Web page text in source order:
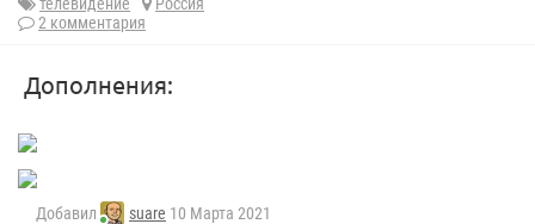
телевидение
Россия
2 комментария
Дополнения:
Добавил suare 10 Марта 2021